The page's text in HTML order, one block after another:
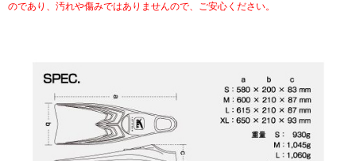
のであり、汚れや傷みではありませんので、ご安心ください。